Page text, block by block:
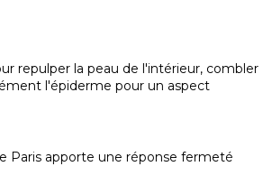
repulper la peau de l'intérieur, combler
l'épiderme pour un aspect
Paris apporte une réponse fermeté